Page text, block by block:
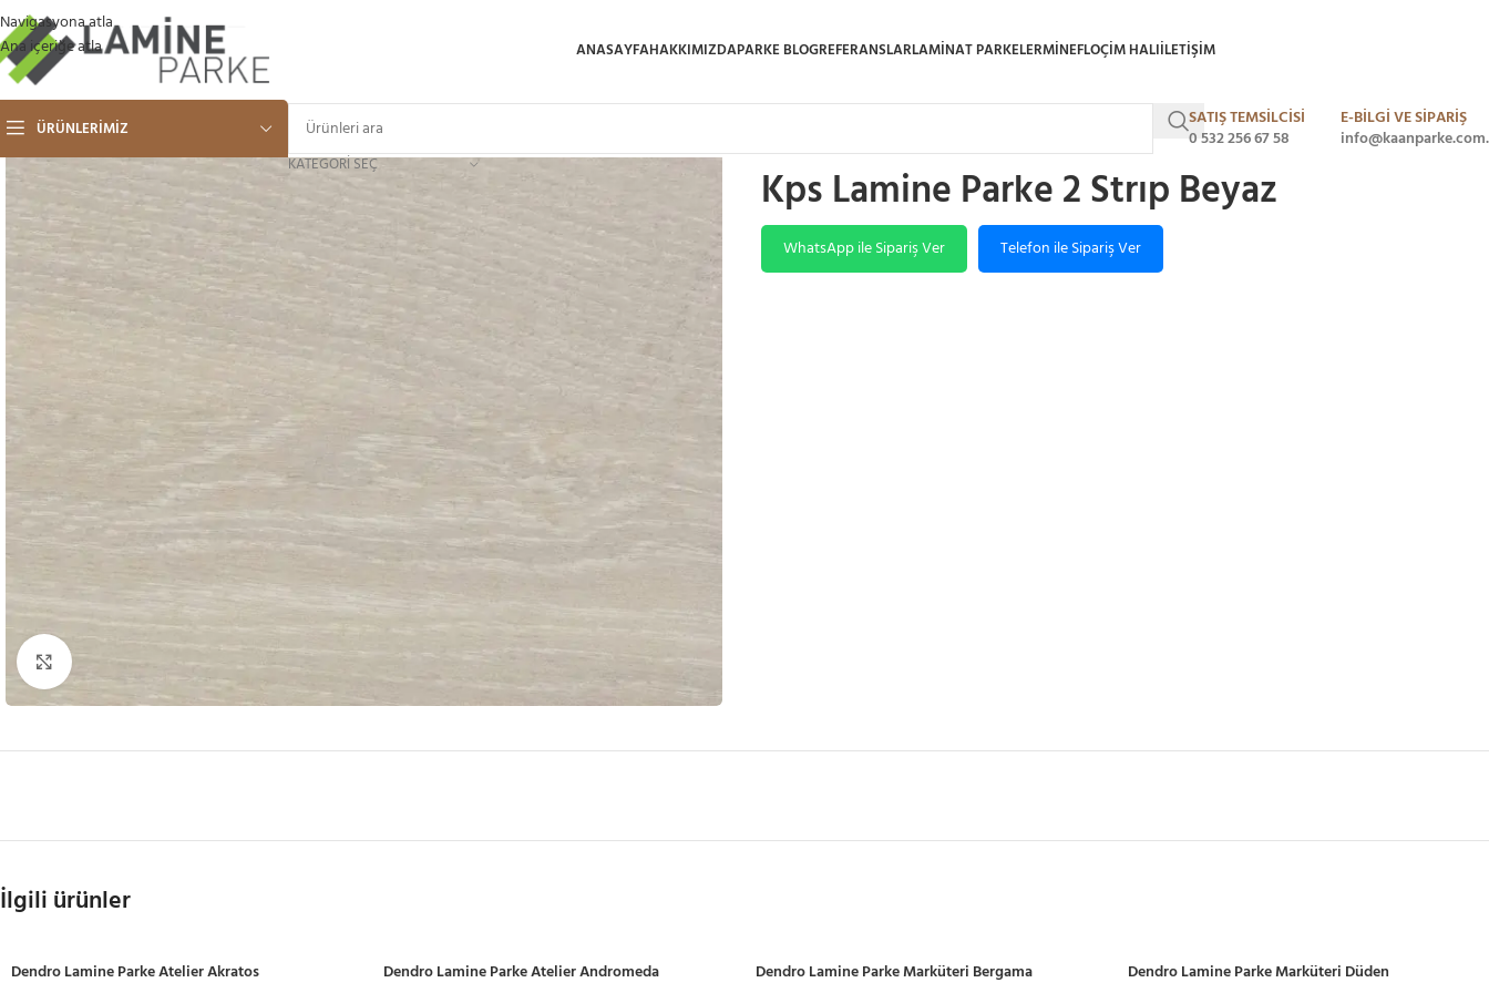
Navigasyona atla
Ana içeriğe atla
ANASAYFAHAKKIMIZDAPARKE BLOGREFERANSLARLAMINAT PARKELERMINEFLOÇIM HALIILETIŞIM
ÜRÜNLERIMIZ
KATEGORI SEÇ
SATIŞ TEMSİLCİSİ
0 532 256 67 58
E-BİLGİ VE SİPARİŞ
Büyütmek için tıklayın
Kps Lamine Parke 2 Strıp Beyaz
WhatsApp ile Sipariş Ver Telefon ile Sipariş Ver
İlgili ürünler
Dendro Lamine Parke Atelier Akratos Dendro Lamine Parke Atelier Andromeda Dendro Lamine Parke Marküteri Bergama Dendro Lamine Parke Marküteri Düden